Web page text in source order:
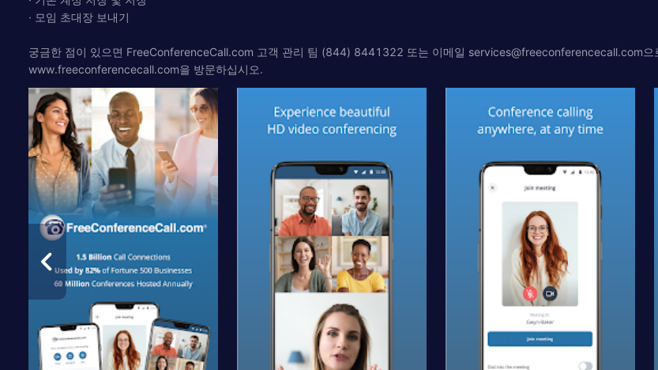
· 모임 초대장 보내기
궁금한 점이 있으면 FreeConferenceCall.com 고객 관리 팀 (844) 8441322 또는 이메일 services@freeconferencecall.com으
www.freeconferencecall.com을 방문하십시오.